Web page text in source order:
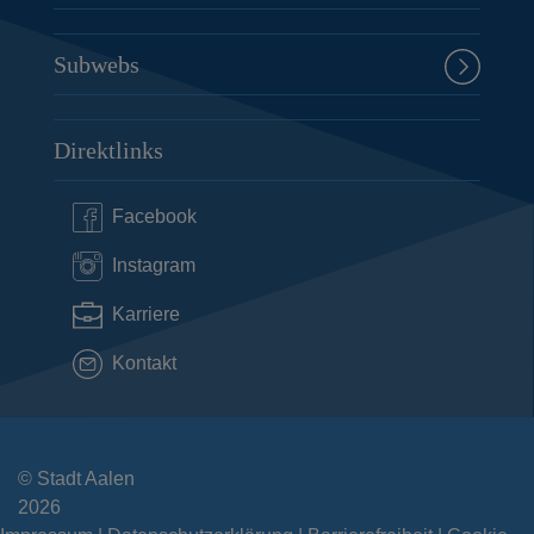
Subwebs
Direktlinks
Facebook
Instagram
Karriere
Kontakt
© Stadt Aalen
2026